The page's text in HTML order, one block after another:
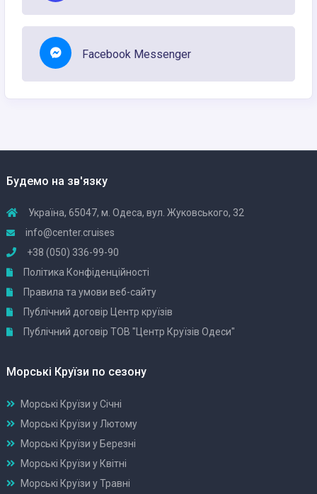
Facebook Messenger
Будемо на зв'язку
Україна, 65047, м. Одеса, вул. Жуковського, 32
info@center.cruises
+38 (050) 336-99-90
Політика Конфіденційності
Правила та умови веб-сайту
Публічний договір Центр круїзів
Публічний договір ТОВ "Центр Круїзів Одеси"
Морські Круїзи по сезону
Морські Круїзи у Січні
Морські Круїзи у Лютому
Морські Круїзи у Березні
Морські Круїзи у Квітні
Морські Круїзи у Травні